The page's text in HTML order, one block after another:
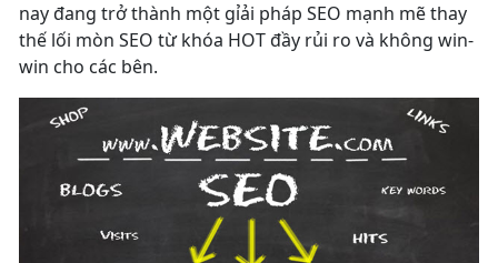
nay đang trở thành một gỉải pháp SEO mạnh mẽ thay
thế lối mòn SEO từ khóa HOT đầy rủi ro và không win-
win cho các bên.